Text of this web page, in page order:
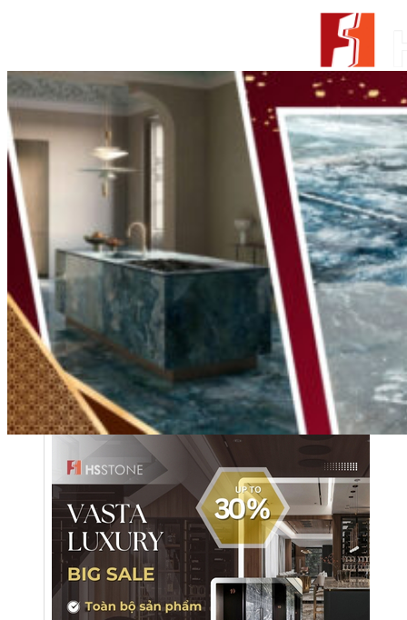
From Surfaces to Spaces
Tìm kiếm:
Giới thiệu